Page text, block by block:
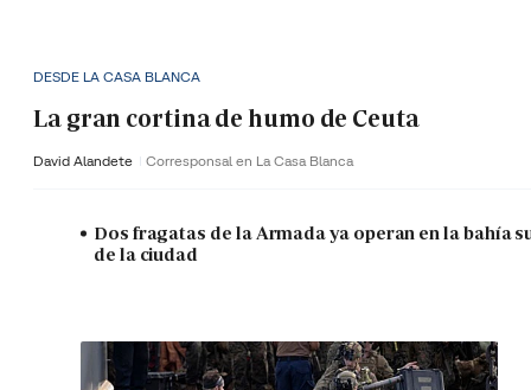
DESDE LA CASA BLANCA
La gran cortina de humo de Ceuta
David Alandete Corresponsal en La Casa Blanca
Dos fragatas de la Armada ya operan en la bahía
de la ciudad